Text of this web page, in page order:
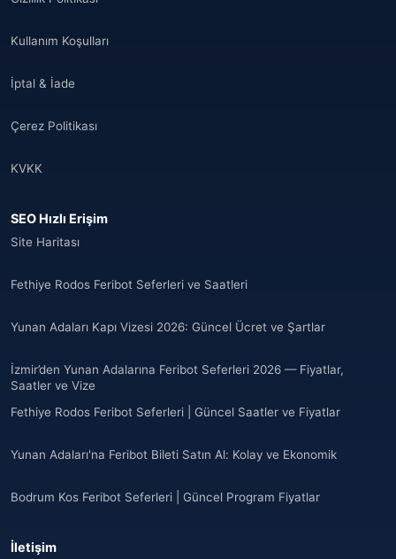
Kullanım Koşulları
İptal & İade
Çerez Politikası
KVKK
SEO Hızlı Erişim
Site Haritası
Fethiye Rodos Feribot Seferleri ve Saatleri
Yunan Adaları Kapı Vizesi 2026: Güncel Ücret ve Şartlar
İzmir’den Yunan Adalarına Feribot Seferleri 2026 — Fiyatlar,
Saatler ve Vize
Fethiye Rodos Feribot Seferleri | Güncel Saatler ve Fiyatlar
Yunan Adaları'na Feribot Bileti Satın Al: Kolay ve Ekonomik
Bodrum Kos Feribot Seferleri | Güncel Program Fiyatlar
İletişim